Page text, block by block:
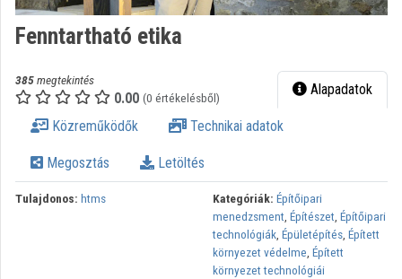
Intézményi listák
Intézmények
Közreműködők
Fenntartható etika
385megtekintés
0.00 (0 értékelésből) Alapadatok
Közreműködők Technikai adatok
Megosztás Letöltés
Tulajdonos: htms Kategóriák: Építőipari
menedzsment, Építészet, Építőipari
technológiák, Épületépítés, Épített
környezet védelme, Épített
környezet technológiái